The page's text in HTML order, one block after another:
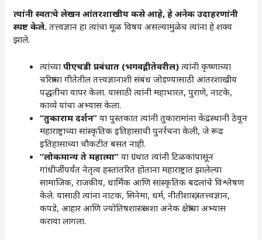
त्यांनी स्वतःचे लेखन आंतरशाखीय कसे आहे,हे अनेक उदाहरणांनी
स्पष्ट केले. तत्त्वज्ञान हा त्यांचा मूळ विषय असल्यामुळेच त्यांना हे शक्य
झाले.
त्यांच्यापीएचडी प्रबंधात (भगवद्गीतेवरील) त्यांनी कृष्णाच्या
चरित्राचा गीतेतील तत्त्वज्ञानाशी संबंध जोडण्यासाठी आंतरशाखीय
पद्धतीचा वापर केला. यासाठी त्यांनी महाभारत, पुराणे, नाटके,
काव्ये यांचा अभ्यास केला.
“तुकाराम दर्शन” या पुस्तकात त्यांनी तुकारामांना केंद्रस्थानी ठेवून
महाराष्ट्राच्या सांस्कृतिक इतिहासाची पुनर्रचना केली, जे रूढ
इतिहासाच्या चौकटीत बसत नाही.
“लोकमान्य ते महात्मा” या ग्रंथात त्यांनी टिळकांपासून
गांधीजींपर्यंत नेतृत्व हस्तांतरित होताना महाराष्ट्रात झालेल्या
सामाजिक, राजकीय, धार्मिक आणि सांस्कृतिक बदलांचे विश्लेषण
केले. यासाठी त्यांना नाटक, सिनेमा, धर्म, नीतीशास्त्र, तत्त्वज्ञान,
कपडे, आहार आणि ज्योतिषशास्त्र अशा अनेक क्षेत्रांचा अभ्यास
करावा लागला.